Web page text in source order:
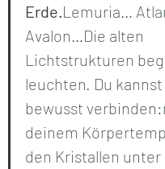
Erde. Lemuria…
Avalon…Die alten
Lichtstrukturen
leuchten. Du
bewusst
deinem
den Kristallen unter